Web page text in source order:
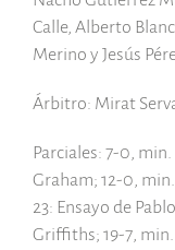
Calle, Alberto
Merino y Jesús
Árbitro: Mirat
Parciales: 7-0,
Graham; 12-0, min.
23: Ensayo de
Griffiths; 19-7, min.